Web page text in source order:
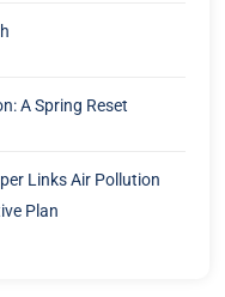
A Spring Reset
Links Air Pollution
Plan